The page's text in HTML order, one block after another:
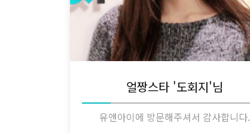
얼짱스타 '도회지'님
유앤아이에 방문해주셔서 감사합니다.